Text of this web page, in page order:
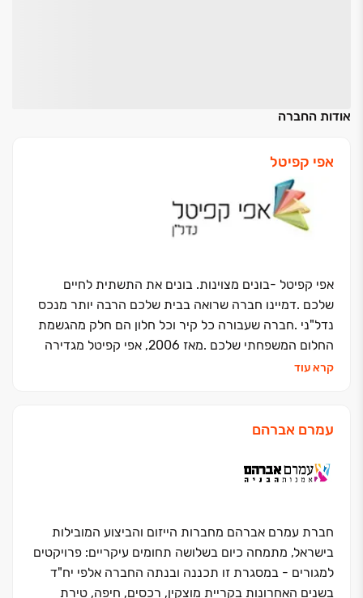
אודות החברה
אפי קפיטל
אפי קפיטל -בונים מצוינות. בונים את התשתית לחיים
שלכם .דמיינו חברה שרואה בבית שלכם הרבה יותר מנכס
נדל"ני .חברה שעבורה כל קיר וכל חלון הם חלק מהגשמת
החלום המשפחתי שלכם .
מאז 2006, אפי קפיטל מגדירה
האמיתי הוא הערכים שלנו
היסודות עליהם נבנה הבית שלכם
ואיכות: אנחנו כחברה מבצעת לא מתפשרים על "טוב", אלא
כלול" מפנק – האיכות מורגשת בכל פינה. ·בטיחות
וחדשנות: אנו משלבים טכנולוגיות בנייה מתקדמות עם
הקפדה מחמירה על בטיחות, כדי להעניק לכם שקט נפשי
מוחלט .הכוח של הכל תחת קורת גג אחת בניגוד לאחרים,
קרא עוד
עמרם אברהם
חברת עמרם אברהם מחברות הייזום והביצוע המובילות
בישראל, מתמחה כיום בשלושה תחומים עיקריים: פרויקטים
למגורים - במסגרת זו תכננה ובנתה החברה אלפי יח"ד
בשנים האחרונות בקריית מוצקין, רכסים, חיפה, טירת